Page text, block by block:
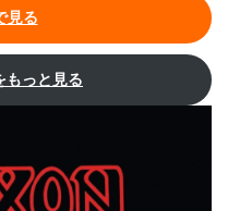
見る
もっと見る